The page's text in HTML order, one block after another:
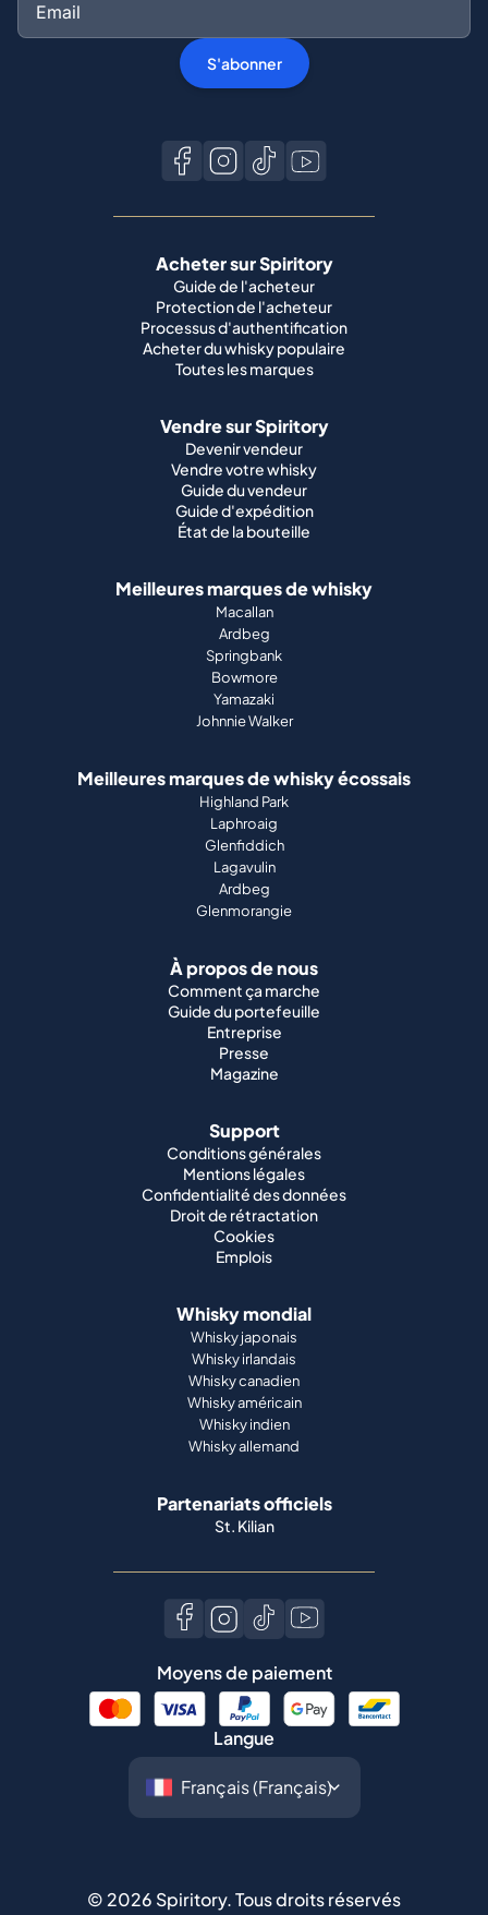
S'abonner
Acheter sur Spiritory
Guide de l'acheteur
Protection de l'acheteur
Processus d'authentification
Acheter du whisky populaire
Toutes les marques
Vendre sur Spiritory
Devenir vendeur
Vendre votre whisky
Guide du vendeur
Guide d'expédition
État de la bouteille
Meilleures marques de whisky
Macallan
Ardbeg
Springbank
Bowmore
Yamazaki
Johnnie Walker
Meilleures marques de whisky écossais
Highland Park
Laphroaig
Glenfiddich
Lagavulin
Ardbeg
Glenmorangie
À propos de nous
Comment ça marche
Guide du portefeuille
Entreprise
Presse
Magazine
Support
Conditions générales
Mentions légales
Confidentialité des données
Droit de rétractation
Cookies
Emplois
Whisky mondial
Whisky japonais
Whisky irlandais
Whisky canadien
Whisky américain
Whisky indien
Whisky allemand
Partenariats officiels
St. Kilian
Moyens de paiement
Langue
©2026 Spiritory.Tous droits réservés